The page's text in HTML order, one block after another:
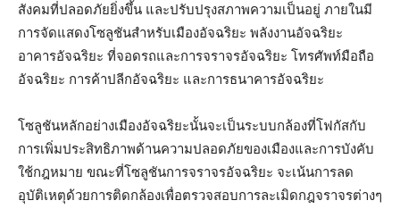
สังคมที่ปลอดภัยยิ่งขึ้น และปรับปรุงสภาพความเป็นอยู่ ภายในมี
การจัดแสดงโซลูชันสำหรับเมืองอัจฉริยะ พลังงานอัจฉริยะ
อาคารอัจฉริยะ ที่จอดรถและการจราจรอัจฉริยะ โทรศัพท์มือถือ
อัจฉริยะ การค้าปลีกอัจฉริยะ และการธนาคารอัจฉริยะ
โซลูชันหลักอย่างเมืองอัจฉริยะนั้นจะเป็นระบบกล้องที่โฟกัสกับ
การเพิ่มประสิทธิภาพด้านความปลอดภัยของเมืองและการบังคับ
ใช้กฎหมาย ขณะที่โซลูชันการจราจรอัจฉริยะ จะเน้นการลด
อุบัติเหตุด้วยการติดกล้องเพื่อตรวจสอบการละเมิดกฎจราจรต่างๆ